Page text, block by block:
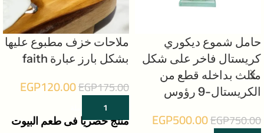
حامل شموع ديكوري
كريستال فاخر على شكل
مثلث بداخله قطع من
الكريستال-9 رؤوس
EGP750.00
EGP500.00
ملاحات خزف مطبوع عليها
بشكل بارز عبارة faith
EGP175.00
EGP120.00
إضافة إلى السلة
منتج حصريا فى طعم البيوت